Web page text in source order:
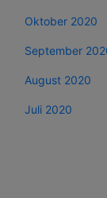
Oktober 2020
September
August 2020
Juli 2020